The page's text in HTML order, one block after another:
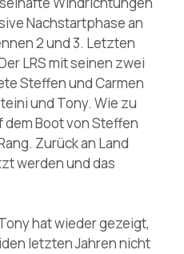
Nachstartphase an
2 und 3. Letzten
LRS mit seinen zwei
Steffen und Carmen
und Tony. Wie zu
dem Boot von Steffen
Zurück an Land
werden und das
hat wieder gezeigt,
letzten Jahren nicht